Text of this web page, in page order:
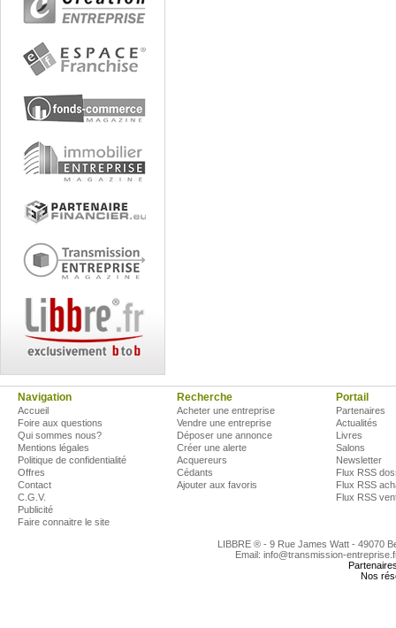
Navigation
Accueil
Foire aux questions
Qui sommes nous?
Mentions légales
Politique de confidentialité
Offres
Contact
C.G.V.
Publicité
Faire connaitre le site
Recherche
Acheter une entreprise
Vendre une entreprise
Déposer une annonce
Créer une alerte
Acquereurs
Cédants
Ajouter aux favoris
Portail
Partenaires
Actualités
Livres
Salons
Newsletter
Flux RSS
Flux RSS
Flux RSS
LIBBRE ® - 9 Rue James Watt - 49070
Email: info@transmission-
Nos